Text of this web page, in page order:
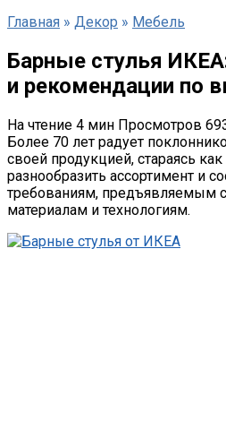
Главная » Декор » Мебель
Барные стулья
и рекомендации по
На чтение 4 мин Просмотров
Более 70 лет радует
своей продукцией, стараясь
разнообразить ассортимент и
требованиям, предъявляемым
материалам и технологиям.